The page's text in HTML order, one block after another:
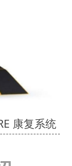
康复系统